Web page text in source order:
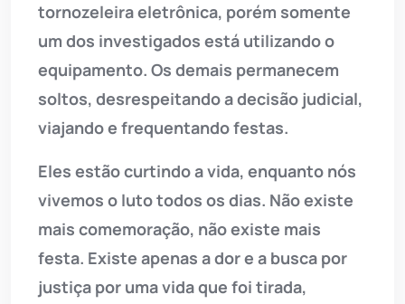
tornozeleira eletrônica, porém somente
um dos investigados está utilizando o
equipamento. Os demais permanecem
soltos, desrespeitando a decisão judicial,
viajando e frequentando festas.
Eles estão curtindo a vida, enquanto nós
vivemos o luto todos os dias. Não existe
mais comemoração, não existe mais
festa. Existe apenas a dor e a busca por
justiça por uma vida que foi tirada,